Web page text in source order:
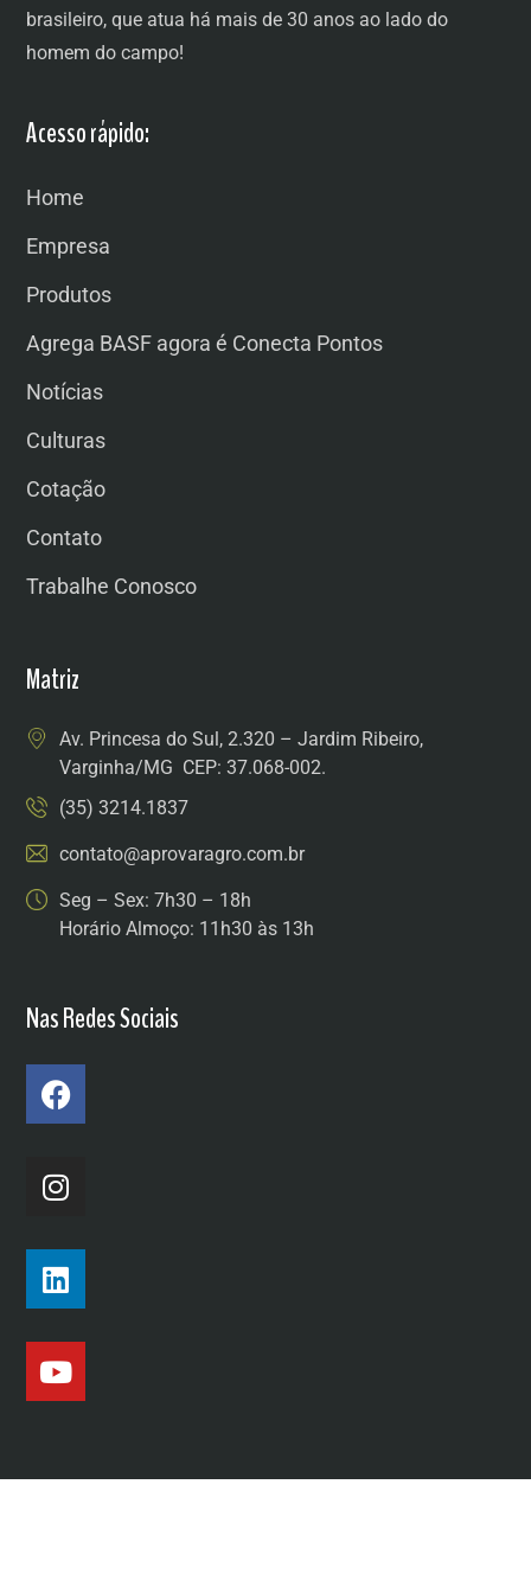
brasileiro, que atua há mais de 30 anos ao lado do
homem do campo!
Acesso rápido:
Home
Empresa
Produtos
Agrega BASF agora é Conecta Pontos
Notícias
Culturas
Cotação
Contato
Trabalhe Conosco
Matriz
Av. Princesa do Sul, 2.320 – Jardim Ribeiro,
Varginha/MG CEP: 37.068-002.
(35) 3214.1837
contato@aprovaragro.com.br
Seg – Sex: 7h30 – 18h
Horário Almoço: 11h30 às 13h
Nas Redes Sociais